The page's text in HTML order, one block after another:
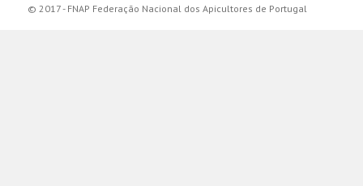
© 2017 - FNAP Federação Nacional dos Apicultores de Portugal